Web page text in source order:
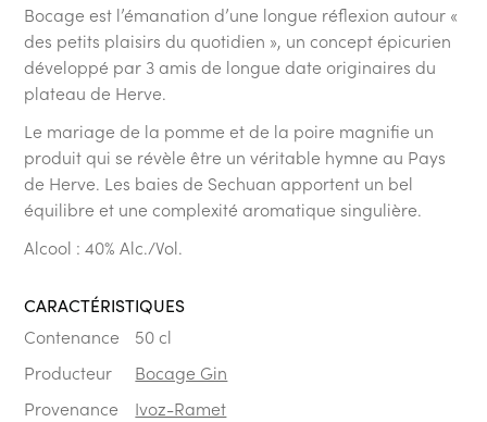
Bocage est l’émanation d’une longue réflexion autour «
des petits plaisirs du quotidien », un concept épicurien
développé par 3 amis de longue date originaires du
plateau de Herve.
Le mariage de la pomme et de la poire magnifie un
produit qui se révèle être un véritable hymne au Pays
de Herve. Les baies de Sechuan apportent un bel
équilibre et une complexité aromatique singulière.
Alcool : 40% Alc./Vol.
CARACTÉRISTIQUES
Contenance
50 cl
Producteur
Bocage Gin
Provenance
Ivoz-Ramet